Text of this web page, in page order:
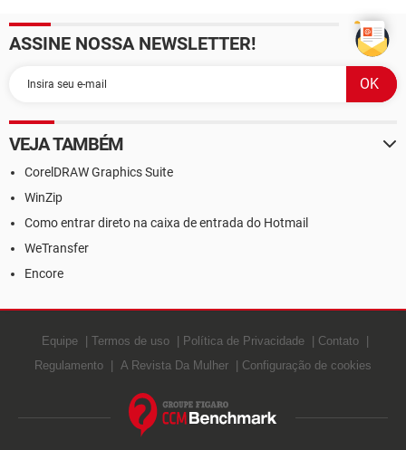
ASSINE NOSSA NEWSLETTER!
VEJA TAMBÉM
CorelDRAW Graphics Suite
WinZip
Como entrar direto na caixa de entrada do Hotmail
WeTransfer
Encore
Equipe Termos de uso Política de Privacidade
Contato
Regulamento
A Revista Da Mulher Configuração de cookies